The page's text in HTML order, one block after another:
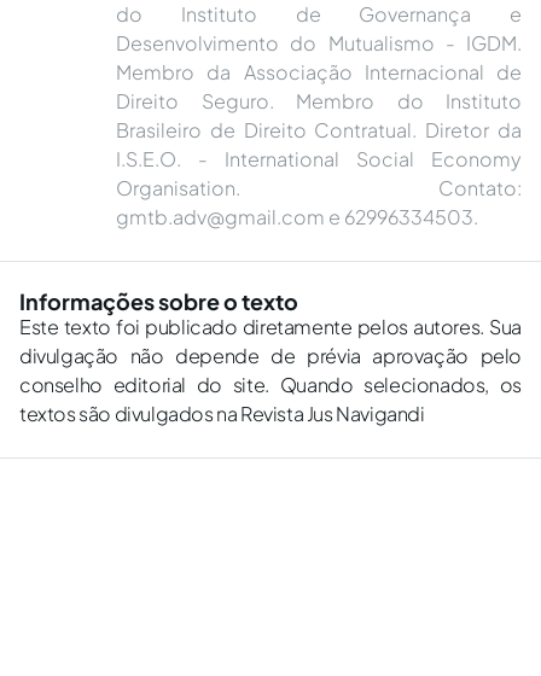
do Instituto de Governança e
Desenvolvimento do Mutualismo - IGDM.
Membro da Associação Internacional de
Direito Seguro. Membro do Instituto
Brasileiro de Direito Contratual. Diretor da
I.S.E.O. - International Social Economy
Organisation. Contato:
gmtb.adv@gmail.com e 62996334503.
Informações sobre o texto
Este texto foi publicado diretamente pelos autores. Sua
divulgação não depende de prévia aprovação pelo
conselho editorial do site. Quando selecionados, os
textos são divulgados na Revista Jus Navigandi